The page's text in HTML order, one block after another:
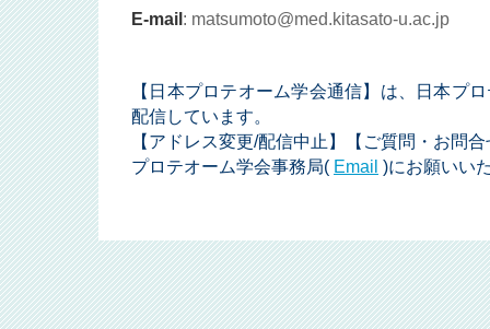
E-mail: matsumoto@med.kitasato-u.ac.jp
【日本プロテオーム学会通信】は、日本プ
配信しています。
【アドレス変更/配信中止】【ご質問・お問
プロテオーム学会事務局( Email )にお願いい